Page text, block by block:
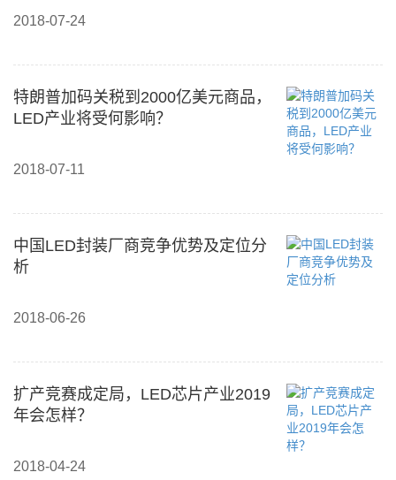
2018-07-24
特朗普加码关税到2000亿美元商品，
LED产业将受何影响？
2018-07-11
中国LED封装厂商竞争优势及定位分
析
2018-06-26
扩产竞赛成定局，LED芯片产业2019
年会怎样？
2018-04-24